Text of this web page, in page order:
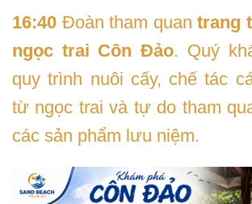
16:40 Đoàn tham quantrang
ngọc trai Côn Đảo. Quý
quy trình nuôi cấy, chế tác
từ ngọc trai và tự do tham
các sản phẩm lưu niệm.